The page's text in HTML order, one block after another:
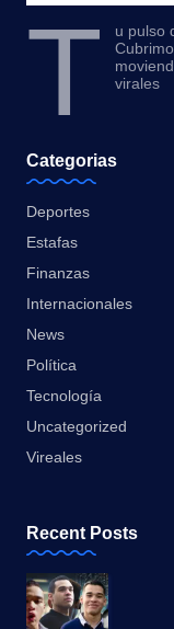
T
u pulso
virales
Categorias
Deportes
Estafas
Finanzas
Internacionales
News
Política
Tecnología
Uncategorized
Vireales
Recent Posts